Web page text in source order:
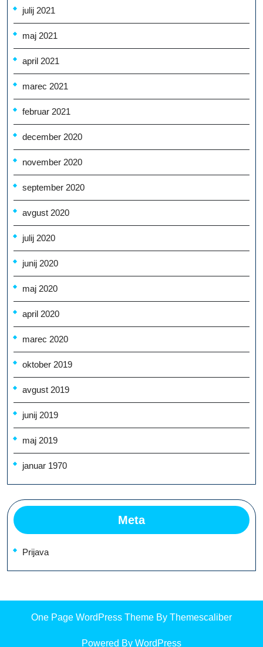
julij 2021
maj 2021
april 2021
marec 2021
februar 2021
december 2020
november 2020
september 2020
avgust 2020
julij 2020
junij 2020
maj 2020
april 2020
marec 2020
oktober 2019
avgust 2019
junij 2019
maj 2019
januar 1970
Meta
Prijava
One Page WordPress Theme By Themescaliber
Powered By WordPress